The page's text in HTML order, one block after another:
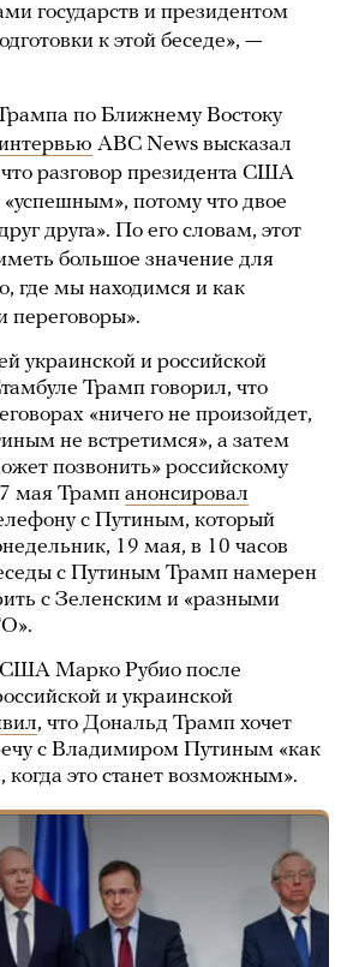
государств и президентом
к этой беседе», —
по Ближнему Востоку
ABC News высказал
разговор президента США
потому что двое
друга». По его словам, этот
большое значение для
где мы находимся и как
украинской и российской
Трамп говорил, что
«ничего не произойдет,
не встретимся», а затем
позвонить» российскому
мая Трамп анонсировал
с Путиным, который
19 мая, в 10 часов
с Путиным Трамп намерен
с Зеленским и «разными
США Марко Рубио после
и украинской
, что Дональд Трамп хочет
с Владимиром Путиным «как
это станет возможным».